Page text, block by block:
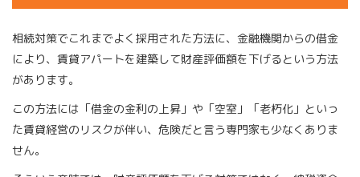
相続対策でこれまでよく採用された方法に、金融機関からの借金
により、賃貸アパートを建築して財産評価額を下げるという方法
があります。
この方法には「借金の金利の上昇」や「空室」「老朽化」といっ
た賃貸経営のリスクが伴い、危険だと言う専門家も少なくありま
せん。